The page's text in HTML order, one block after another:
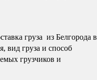
груза из Белгорода в
вид груза и способ
грузчиков и